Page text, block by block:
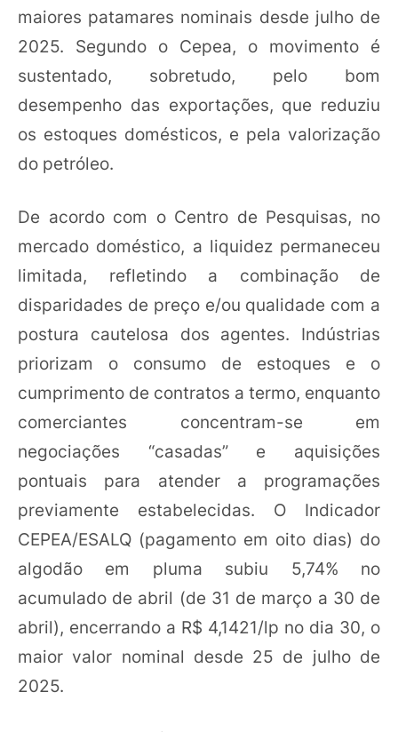
maiores patamares nominais desde julho de
2025. Segundo o Cepea, o movimento é
sustentado, sobretudo, pelo bom
desempenho das exportações, que reduziu
os estoques domésticos, e pela valorização
do petróleo.
De acordo com o Centro de Pesquisas, no
mercado doméstico, a liquidez permaneceu
limitada, refletindo a combinação de
disparidades de preço e/ou qualidade com a
postura cautelosa dos agentes. Indústrias
priorizam o consumo de estoques e o
cumprimento de contratos a termo, enquanto
comerciantes concentram-se em
negociações “casadas” e aquisições
pontuais para atender a programações
previamente estabelecidas. O Indicador
CEPEA/ESALQ (pagamento em oito dias) do
algodão em pluma subiu 5,74% no
acumulado de abril (de 31 de março a 30 de
abril), encerrando a R$ 4,1421/lp no dia 30, o
maior valor nominal desde 25 de julho de
2025.